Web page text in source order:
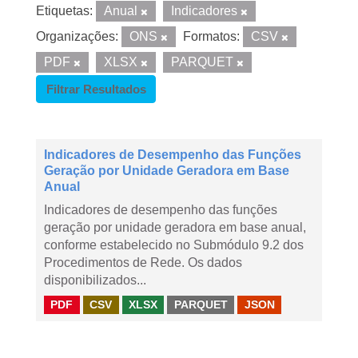
Etiquetas: Anual
Indicadores
Organizações:
ONS Formatos:
CSV
PDF
XLSX
PARQUET
Filtrar Resultados
Indicadores de Desempenho das Funções
Geração por Unidade Geradora em Base
Anual
Indicadores de desempenho das funções
geração por unidade geradora em base anual,
conforme estabelecido no Submódulo 9.2 dos
Procedimentos de Rede. Os dados
disponibilizados...
PDF CSV XLSX PARQUET JSON